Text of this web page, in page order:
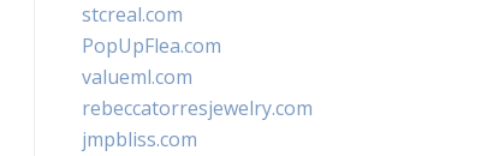
stcreal.com
PopUpFlea.com
valueml.com
rebeccatorresjewelry.com
jmpbliss.com